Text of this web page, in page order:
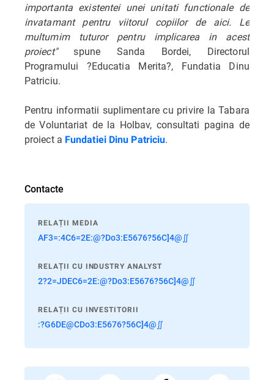
importanta existentei unei unitati functionale de
invatamant pentru viitorul copiilor de aici. Le
multumim tuturor pentru implicarea in acest
proiect"spune Sanda Bordei, Directorul
Programului ?Educatia Merita?, Fundatia Dinu
Patriciu.
Pentru informatii suplimentare cu privire la Tabara
de Voluntariat de la Holbav, consultati pagina de
proiect a Fundatiei Dinu Patriciu.
Contacte
RELAȚII MEDIA
AF3=:4C6=2E:@?Do3:E5676?56C]4@∬
RELAȚII CU INDUSTRY ANALYST
2?2=JDEC6=2E:@?Do3:E5676?56C]4@∬
RELAȚII CU INVESTITORII
:?G6DE@CDo3:E5676?56C]4@∬